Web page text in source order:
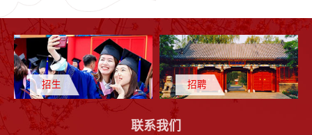
招生 招聘
联系我们